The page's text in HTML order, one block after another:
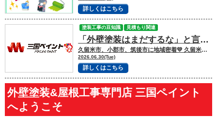
詳しくはこちら
「外壁塗装はまだするな」と言われたら？本当に塗装が必要なサインとは
久留米市、小郡市、筑後市に地域密着💛 久留米市諏訪野町で外壁塗装・屋根塗装をして
2026.06.30(Tue)
詳しくはこちら
塗装工事の豆知識 見積もり関連
外壁塗装&屋根工事専門店 三国ペイント
へようこそ